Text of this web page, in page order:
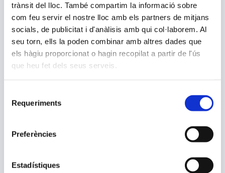
trànsit del lloc. També compartim la informació sobre
com feu servir el nostre lloc amb els partners de mitjans
socials, de publicitat i d'anàlisis amb qui col·laborem. Al
seu torn, ells la poden combinar amb altres dades que
els hàgiu proporcionat o hagin recopilat a partir de l'ús
que heu fet dels seus serveis.
Requeriments
Preferències
Estadístiques
Una novel·la emocionant i
ambiciosa sobre la identitat i el
poder imparable de la cultura
que ens mostra que, fins i tot
en els racons més foscos de la
història, la vida s\'obre pas.
Madrid, hivern del 1938
La Clotilde, una artista gràfica